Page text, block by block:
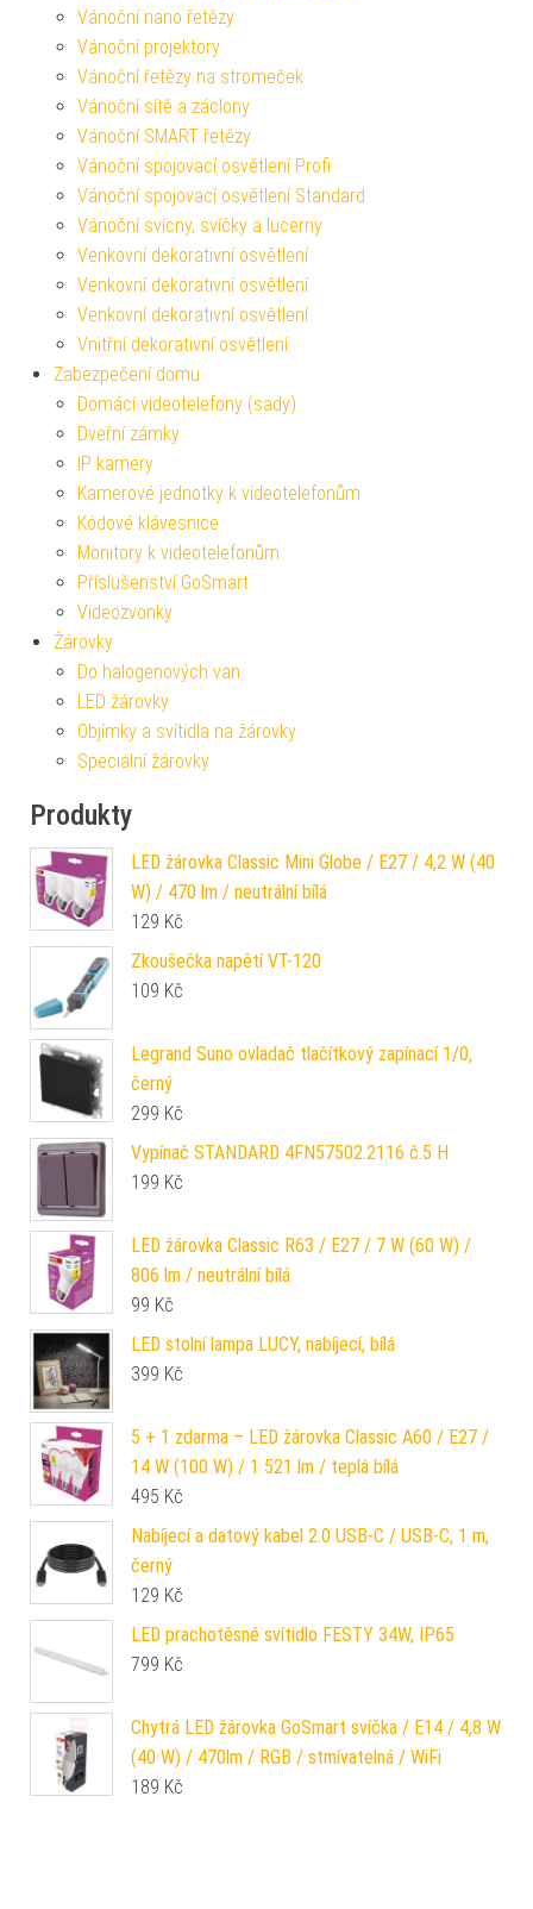
Vánoční nano řetězy
Vánoční projektory
Vánoční řetězy na stromeček
Vánoční sítě a záclony
Vánoční SMART řetězy
Vánoční spojovací osvětlení Profi
Vánoční spojovací osvětlení Standard
Vánoční svícny, svíčky a lucerny
Venkovní dekorativní osvětlení
Venkovní dekorativní osvětlení
Venkovní dekorativní osvětlení
Vnitřní dekorativní osvětlení
Zabezpečení domu
Domácí videotelefony (sady)
Dveřní zámky
IP kamery
Kamerové jednotky k videotelefonům
Kódové klávesnice
Monitory k videotelefonům
Příslušenství GoSmart
Videozvonky
Žárovky
Do halogenových van
LED žárovky
Objímky a svítidla na žárovky
Speciální žárovky
Produkty
LED žárovka Classic Mini Globe / E27 / 4,2 W (40
W) / 470 lm / neutrální bílá
129 Kč
Zkoušečka napětí VT-120
109 Kč
Legrand Suno ovladač tlačítkový zapínací 1/0,
černý
299 Kč
Vypínač STANDARD 4FN57502.2116 č.5 H
199 Kč
LED žárovka Classic R63 / E27 / 7 W (60 W) /
806 lm / neutrální bílá
99 Kč
LED stolní lampa LUCY, nabíjecí, bílá
399 Kč
5 + 1 zdarma – LED žárovka Classic A60 / E27 /
14 W (100 W) / 1 521 lm / teplá bílá
495 Kč
Nabíjecí a datový kabel 2.0 USB-C / USB-C, 1 m,
černý
129 Kč
LED prachotěsné svítidlo FESTY 34W, IP65
799 Kč
Chytrá LED žárovka GoSmart svíčka / E14 / 4,8 W
(40 W) / 470lm / RGB / stmívatelná / WiFi
189 Kč